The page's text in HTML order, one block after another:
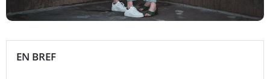
EN BREF